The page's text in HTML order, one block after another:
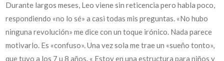
Durante largos meses, Leo viene sin reticencia pero habla poco,
respondiendo «no lo sé» a casi todas mis preguntas. «No hubo
ninguna revolución» me dice con un toque irónico. Nada parece
motivarlo. Es «confuso». Una vez sola me trae un «sueño tonto»,
que tuvo a los 7 u 8 años. « Estoy en una estructura para niños y